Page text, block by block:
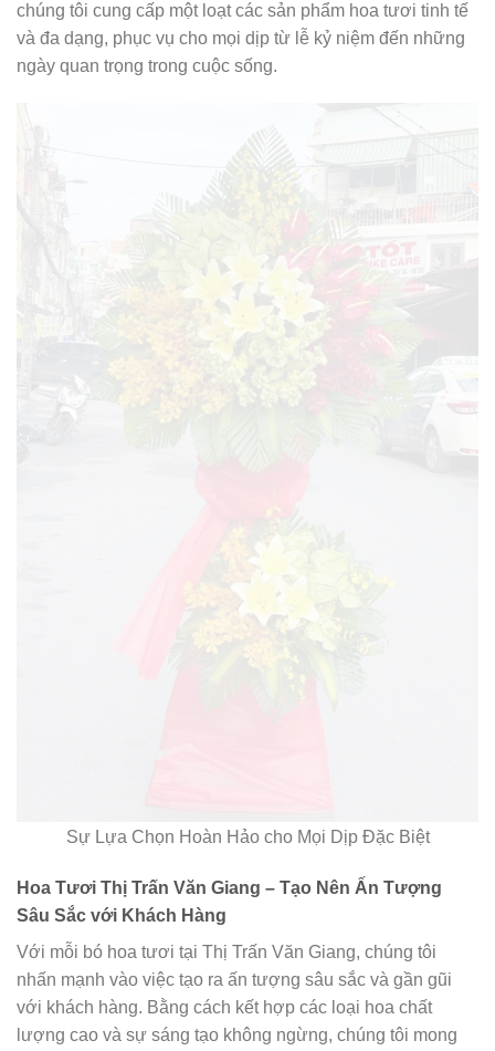
chúng tôi cung cấp một loạt các sản phẩm hoa tươi tinh tế
và đa dạng, phục vụ cho mọi dịp từ lễ kỷ niệm đến những
ngày quan trọng trong cuộc sống.
Sự Lựa Chọn Hoàn Hảo cho Mọi Dịp Đặc Biệt
Hoa Tươi Thị Trấn Văn Giang – Tạo Nên Ấn Tượng
Sâu Sắc với Khách Hàng
Với mỗi bó hoa tươi tại Thị Trấn Văn Giang, chúng tôi
nhấn mạnh vào việc tạo ra ấn tượng sâu sắc và gần gũi
với khách hàng. Bằng cách kết hợp các loại hoa chất
lượng cao và sự sáng tạo không ngừng, chúng tôi mong